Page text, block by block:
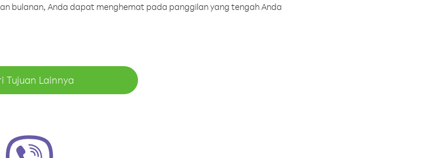
bulanan, Anda dapat menghemat pada panggilan yang tengah Anda
Tujuan Lainnya